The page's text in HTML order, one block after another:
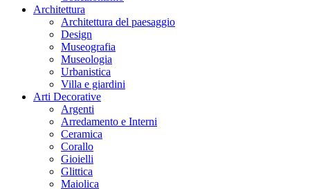
Architettura
Architettura del paesaggio
Design
Museografia
Museologia
Urbanistica
Villa e giardini
Arti Decorative
Argenti
Arredamento e Interni
Ceramica
Corallo
Gioielli
Glittica
Maiolica